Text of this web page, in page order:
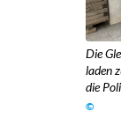
Die
laden
die
©